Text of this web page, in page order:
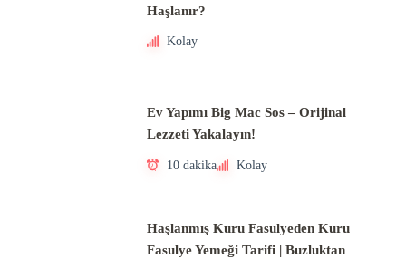
Haşlanır?
Kolay
Ev Yapımı Big Mac Sos – Orijinal
Lezzeti Yakalayın!
10 dakika Kolay
Haşlanmış Kuru Fasulyeden Kuru
Fasulye Yemeği Tarifi | Buzluktan